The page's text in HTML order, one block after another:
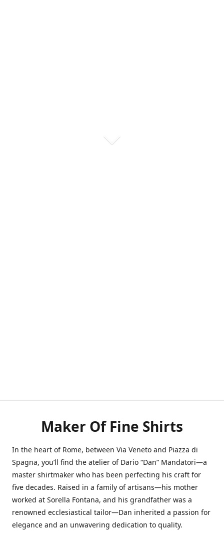
Maker Of Fine Shirts
In the heart of Rome, between Via Veneto and Piazza di
Spagna, you’ll find the atelier of Dario “Dan” Mandatori—a
master shirtmaker who has been perfecting his craft for
five decades. Raised in a family of artisans—his mother
worked at Sorella Fontana, and his grandfather was a
renowned ecclesiastical tailor—Dan inherited a passion for
elegance and an unwavering dedication to quality.